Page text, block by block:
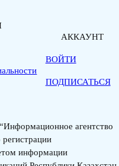
АККАУНТ
ВОЙТИ
ПОДПИСАТЬСЯ
агентство
информации